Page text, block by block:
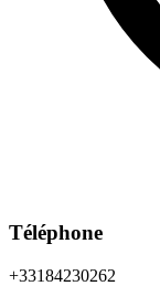
Téléphone
+33184230262